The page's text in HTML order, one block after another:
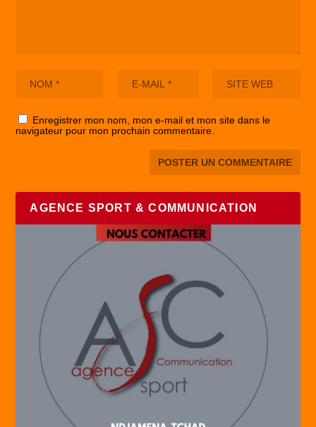
Enregistrer mon nom, mon e-mail et mon site dans le
navigateur pour mon prochain commentaire.
AGENCE SPORT & COMMUNICATION